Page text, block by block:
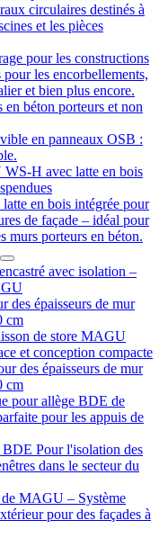
pour les constructions
les encorbellements,
et bien plus encore.
en panneaux OSB :
en bois intégrée pour
de façade – idéal pour
murs porteurs en béton.
des épaisseurs de mur
cm
des épaisseurs de mur
cm
BDE Pour l'isolation des
dans le secteur du